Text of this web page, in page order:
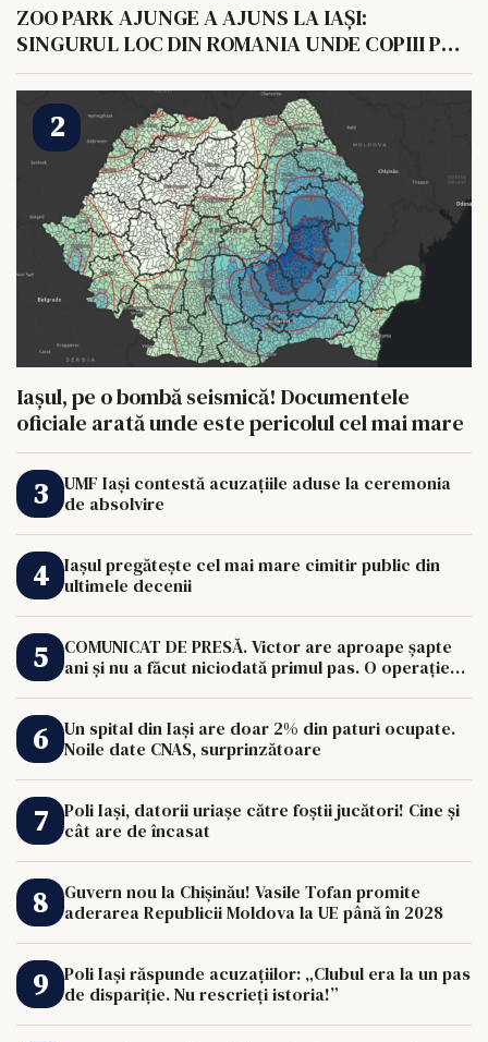
ZOO PARK AJUNGE A AJUNS LA IAȘI:
SINGURUL LOC DIN ROMANIA UNDE COPIII POT
HRANI UN ELEFANT
Iașul, pe o bombă seismică! Documentele
oficiale arată unde este pericolul cel mai mare
UMF Iași contestă acuzațiile aduse la ceremonia
de absolvire
Iașul pregătește cel mai mare cimitir public din
ultimele decenii
COMUNICAT DE PRESĂ. Victor are aproape șapte
ani și nu a făcut niciodată primul pas. O operație
Un spital din Iași are doar 2% din paturi ocupate.
Noile date CNAS, surprinzătoare
Poli Iași, datorii uriașe către foștii jucători! Cine și
cât are de încasat
Guvern nou la Chișinău! Vasile Tofan promite
aderarea Republicii Moldova la UE până în 2028
Poli Iași răspunde acuzațiilor: „Clubul era la un pas
de dispariție. Nu rescrieți istoria!”